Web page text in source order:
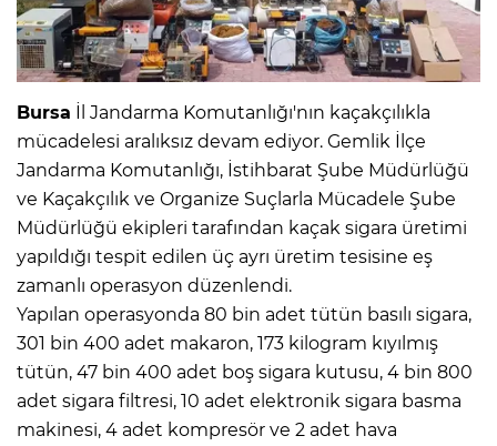
Bursa İl Jandarma Komutanlığı'nın kaçakçılıkla
mücadelesi aralıksız devam ediyor. Gemlik İlçe
Jandarma Komutanlığı, İstihbarat Şube Müdürlüğü
ve Kaçakçılık ve Organize Suçlarla Mücadele Şube
Müdürlüğü ekipleri tarafından kaçak sigara üretimi
yapıldığı tespit edilen üç ayrı üretim tesisine eş
zamanlı operasyon düzenlendi.
Yapılan operasyonda 80 bin adet tütün basılı sigara,
301 bin 400 adet makaron, 173 kilogram kıyılmış
tütün, 47 bin 400 adet boş sigara kutusu, 4 bin 800
adet sigara filtresi, 10 adet elektronik sigara basma
makinesi, 4 adet kompresör ve 2 adet hava